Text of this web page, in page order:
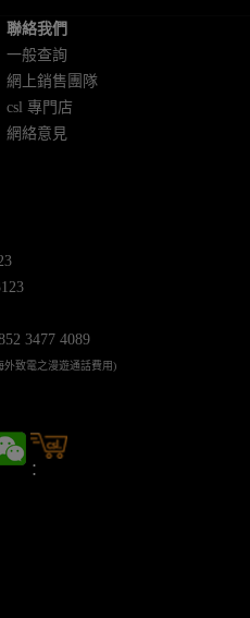
聯絡我們
一般查詢
網上銷售團隊
csl 專門店
網絡意見
3477 4089
外致電之漫遊通話費用)
：